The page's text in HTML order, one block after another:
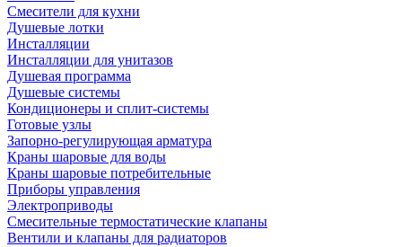
Смесители для кухни
Душевые лотки
Инсталляции
Инсталляции для унитазов
Душевая программа
Душевые системы
Кондиционеры и сплит-системы
Готовые узлы
Запорно-регулирующая арматура
Краны шаровые для воды
Краны шаровые потребительные
Приборы управления
Электроприводы
Смесительные термостатические клапаны
Вентили и клапаны для радиаторов